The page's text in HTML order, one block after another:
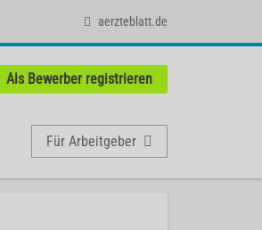
aerzteblatt.de
Als Bewerber registrieren
Für Arbeitgeber